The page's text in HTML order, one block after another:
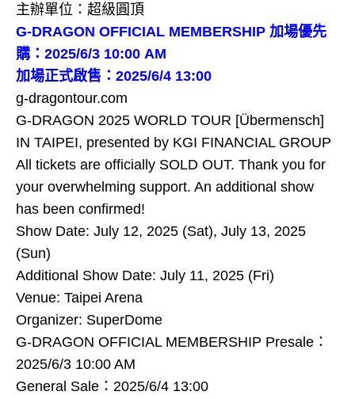
主辦單位：超級圓頂
G-DRAGON OFFICIAL MEMBERSHIP 加場優先
購：2025/6/3 10:00 AM
加場正式啟售：2025/6/4 13:00
g-dragontour.com
G-DRAGON 2025 WORLD TOUR [Übermensch]
IN TAIPEI, presented by KGI FINANCIAL GROUP
All tickets are officially SOLD OUT. Thank you for
your overwhelming support. An additional show
has been confirmed!
Show Date: July 12, 2025 (Sat), July 13, 2025
(Sun)
Additional Show Date: July 11, 2025 (Fri)
Venue: Taipei Arena
Organizer: SuperDome
G-DRAGON OFFICIAL MEMBERSHIP Presale：
2025/6/3 10:00 AM
General Sale：2025/6/4 13:00